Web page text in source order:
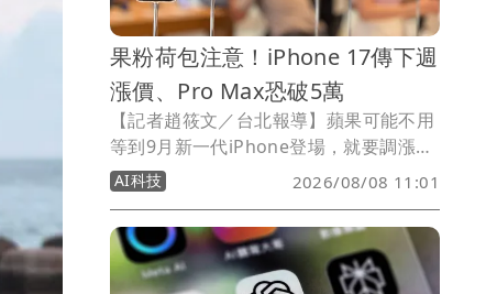
果粉荷包注意！iPhone 17傳下週
漲價、Pro Max恐破5萬
【記者趙筱文／台北報導】蘋果可能不用
等到9月新一代iPhone登場，就要調漲
iPhone 17系列售價！最新爆料指出，蘋
果最快可能在8月10日調整iPhone 17價
格，不過目前尚未有官方消息，實際漲價
機型、幅度與適用市場也都還不明朗。
AI科技 2026/08/08 11:01